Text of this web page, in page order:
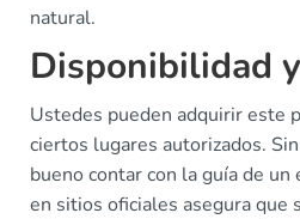
natural.
Disponibilidad
Ustedes pueden adquirir este
ciertos lugares autorizados.
bueno contar con la guía de
en sitios oficiales asegura que